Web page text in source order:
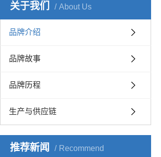
关于我们 About Us
品牌介绍
品牌故事
品牌历程
生产与供应链
推荐新闻 Recommend